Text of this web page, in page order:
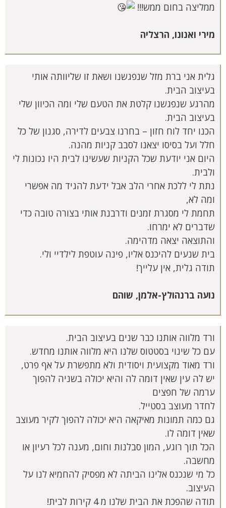
ממליצה בחום ממש!!!
מירי ואנונו, הרצליה
גלית אני ברת מזל שנפגשנו ושאת זו שליוותה אותי
בעיצוב הבית.
מהרגע שנפגשנו קלטת את הטעם שלי ומה הכיוון שלי
בעיצוב הבית.
הכנו יחד לוח חזון – בחרנו צבעים לדירה, סגנון של כל
חלל ועל בסיסו יצאנו לסבב קניות מהנה.
היום אני יודעת שכל הקניות שעשינו לבית היו נכונות לי
ולבית.
נתת לי ללכת אחרי הלב אבל ידעת להגיד מה אפשרי
ומה לא,
תחמת לי מסגרת זמנים ודרבנת אותי בצורה טובה כדי
שדברים לא ימרחו.
והתוצאה יצאה מדהימה.
בית שנעים להיכנס אליו, פינה עוטפת לילדיי ולי.
תודה גלית, אין עלייך!
נועה ברנהולץ-אלמן, שוהם
ורד מלווה אותנו כבר שנים בעיצוב הבית.
עם כל שינוי בסטטוס שלנו היא מלווה אותנו מחדש.
ורד מאוד מקצועית ויסודית ולא מתפשרת על אף פרט,
יש לה עין שאין דומה לה והיא יכולה בשניה להפוך
ערמה של חפצים
לחדר מעוצב בסטייל.
גם כמה תמונות מאיקאה היא יכולה להפוך לקיר מעוצב
שאין דומה לו.
הכל תוך רוגע, המון סבלנות וחום, מענה לכל רעיון או
מחשבה.
כל מי שנכנס אלינו הביתה לא מפסיק להחמיא לנו על
העיצוב.
תודה שהפכת את הבית שלנו מ 4 קירות לבית!